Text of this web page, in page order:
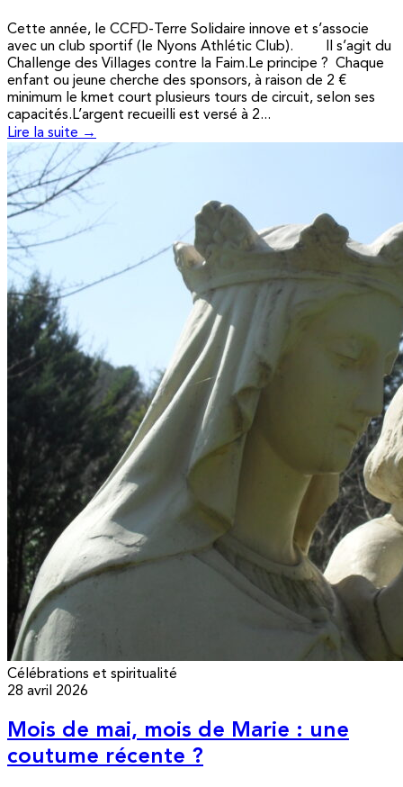
Cette année, le CCFD-Terre Solidaire innove et s’associe
avec un club sportif (le Nyons Athlétic Club). Il s’agit du
Challenge des Villages contre la Faim.Le principe ? Chaque
enfant ou jeune cherche des sponsors, à raison de 2 €
minimum le kmet court plusieurs tours de circuit, selon ses
capacités.L’argent recueilli est versé à 2...
Lire la suite →
Célébrations et spiritualité
28 avril 2026
Mois de mai, mois de Marie : une
coutume récente ?